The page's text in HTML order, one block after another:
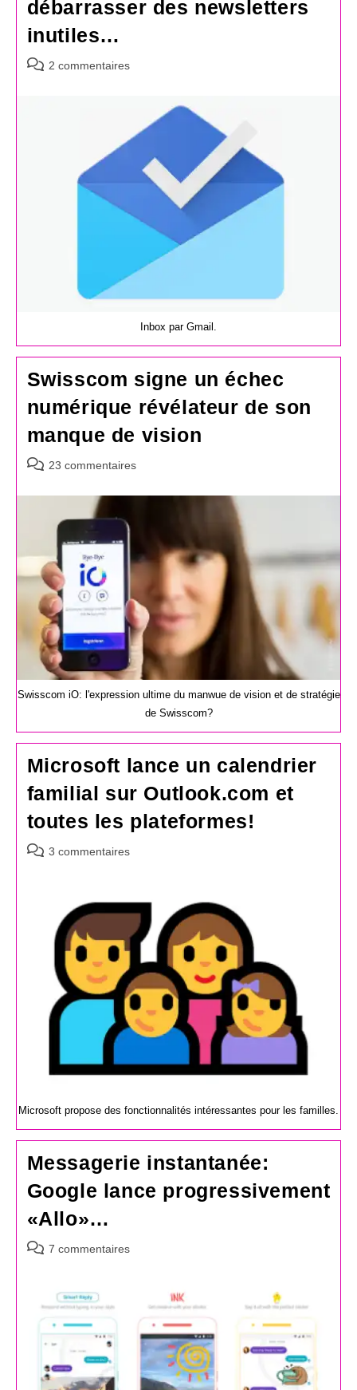
débarrasser des newsletters
inutiles…
Commentaires
2 commentaires
Inbox par Gmail.
Swisscom signe un échec
numérique révélateur de son
manque de vision
Commentaires
la
23 commentaires
Swisscom iO: l'expression ultime du manwue de vision et de stratégie
de Swisscom?
Microsoft lance un calendrier
familial sur Outlook.com et
toutes les plateformes!
Commentaires
publication :
3 commentaires
Microsoft propose des fonctionnalités intéressantes pour les familles.
Messagerie instantanée:
Google lance progressivement
«Allo»…
Commentaires
publication :
7 commentaires